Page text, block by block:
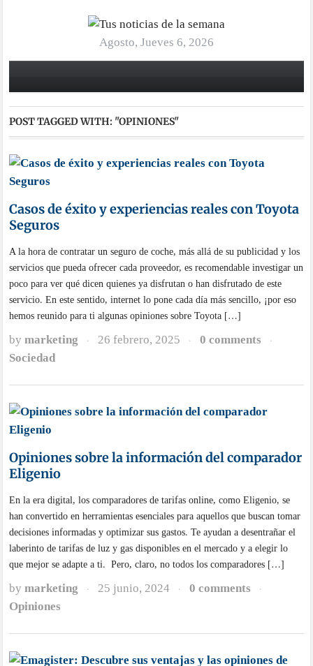
Agosto, Jueves 6, 2026
POST TAGGED WITH: "OPINIONES"
Casos de éxito y experiencias reales con Toyota
Seguros
A la hora de contratar un seguro de coche, más allá de su publicidad y los
servicios que pueda ofrecer cada proveedor, es recomendable investigar un
poco para ver qué dicen quienes ya disfrutan o han disfrutado de este
servicio. En este sentido, internet lo pone cada día más sencillo, ¡por eso
hemos reunido para ti algunas opiniones sobre Toyota […]
bymarketing · 26 febrero, 2025 · 0 comments ·
Sociedad
Opiniones sobre la información del comparador
Eligenio
En la era digital, los comparadores de tarifas online, como Eligenio, se
han convertido en herramientas esenciales para aquellos que buscan tomar
decisiones informadas y optimizar sus gastos. Te ayudan a desentrañar el
laberinto de tarifas de luz y gas disponibles en el mercado y a elegir lo
que mejor se adapte a ti. Pero, claro, no todos los comparadores […]
bymarketing · 25 junio, 2024 · 0 comments ·
Opiniones